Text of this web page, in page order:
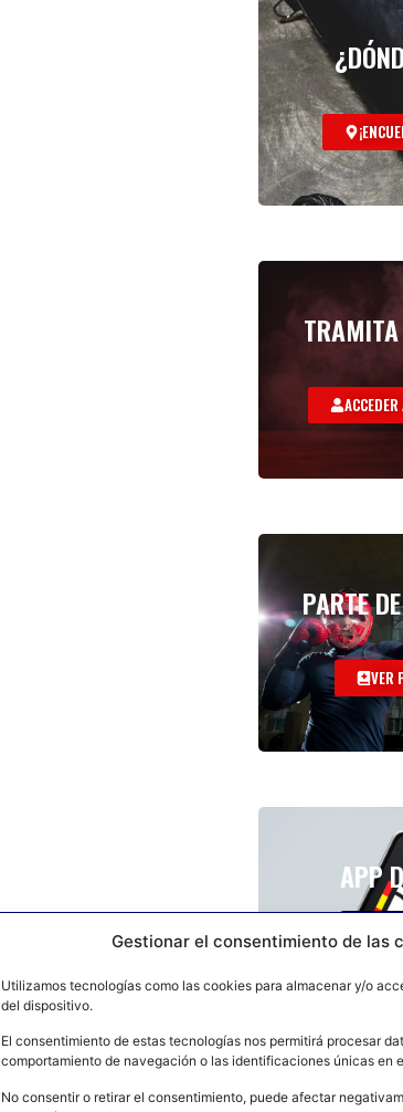
Gestionar el consentimiento de las
Utilizamos tecnologías como las cookies para almacenar y/o
del dispositivo.
El consentimiento de estas tecnologías nos permitirá procesar
comportamiento de navegación o las identificaciones únicas en
No consentir o retirar el consentimiento, puede afectar
PARTE
VER
APP